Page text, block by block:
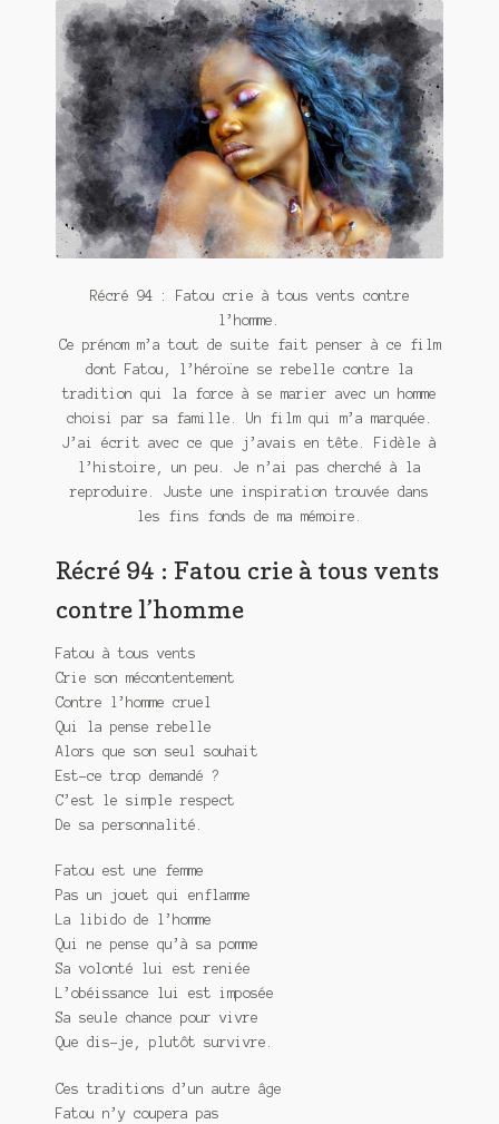
De(s)tracteur réduit au silence
Enlèvement rêvé
Entre père et fils
Il fallait me laisser mourir
La clé du bonheur
Liste de tous mes romans
Marre des adultes
Mes romans
Meurtre en alternance
Meurtre sous couverture
Mon admirateur de l’avent
Mon Compte
Panier
Sans retour
Sauver ou périr
Une baffe et ça repart
Récré 94 : Fatou crie à tous vents contre
l’homme.
Ce prénom m’a tout de suite fait penser à ce film
dont Fatou, l’héroïne se rebelle contre la
tradition qui la force à se marier avec un homme
choisi par sa famille. Un film qui m’a marquée.
J’ai écrit avec ce que j’avais en tête. Fidèle à
l’histoire, un peu. Je n’ai pas cherché à la
reproduire. Juste une inspiration trouvée dans
les fins fonds de ma mémoire.
Récré 94 : Fatou crie à tous vents
contre l’homme
Fatou à tous vents
Crie son mécontentement
Contre l’homme cruel
Qui la pense rebelle
Alors que son seul souhait
Est-ce trop demandé ?
C’est le simple respect
De sa personnalité.
Fatou est une femme
Pas un jouet qui enflamme
La libido de l’homme
Qui ne pense qu’à sa pomme
Sa volonté lui est reniée
L’obéissance lui est imposée
Sa seule chance pour vivre
Que dis-je, plutôt survivre.
Ces traditions d’un autre âge
Fatou n’y coupera pas